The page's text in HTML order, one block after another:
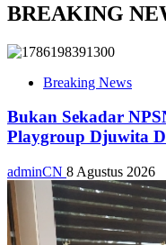
BREAKING
Breaking News
Bukan Sekadar
Playgroup Djuwita
adminCN 8 Agustus 2026